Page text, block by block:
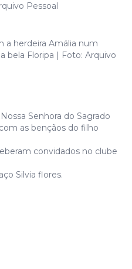
Pessoal
a herdeira Amália num
bela Floripa | Foto: Arquivo
Senhora do Sagrado
as bençãos do filho
convidados no clube
Silvia flores.